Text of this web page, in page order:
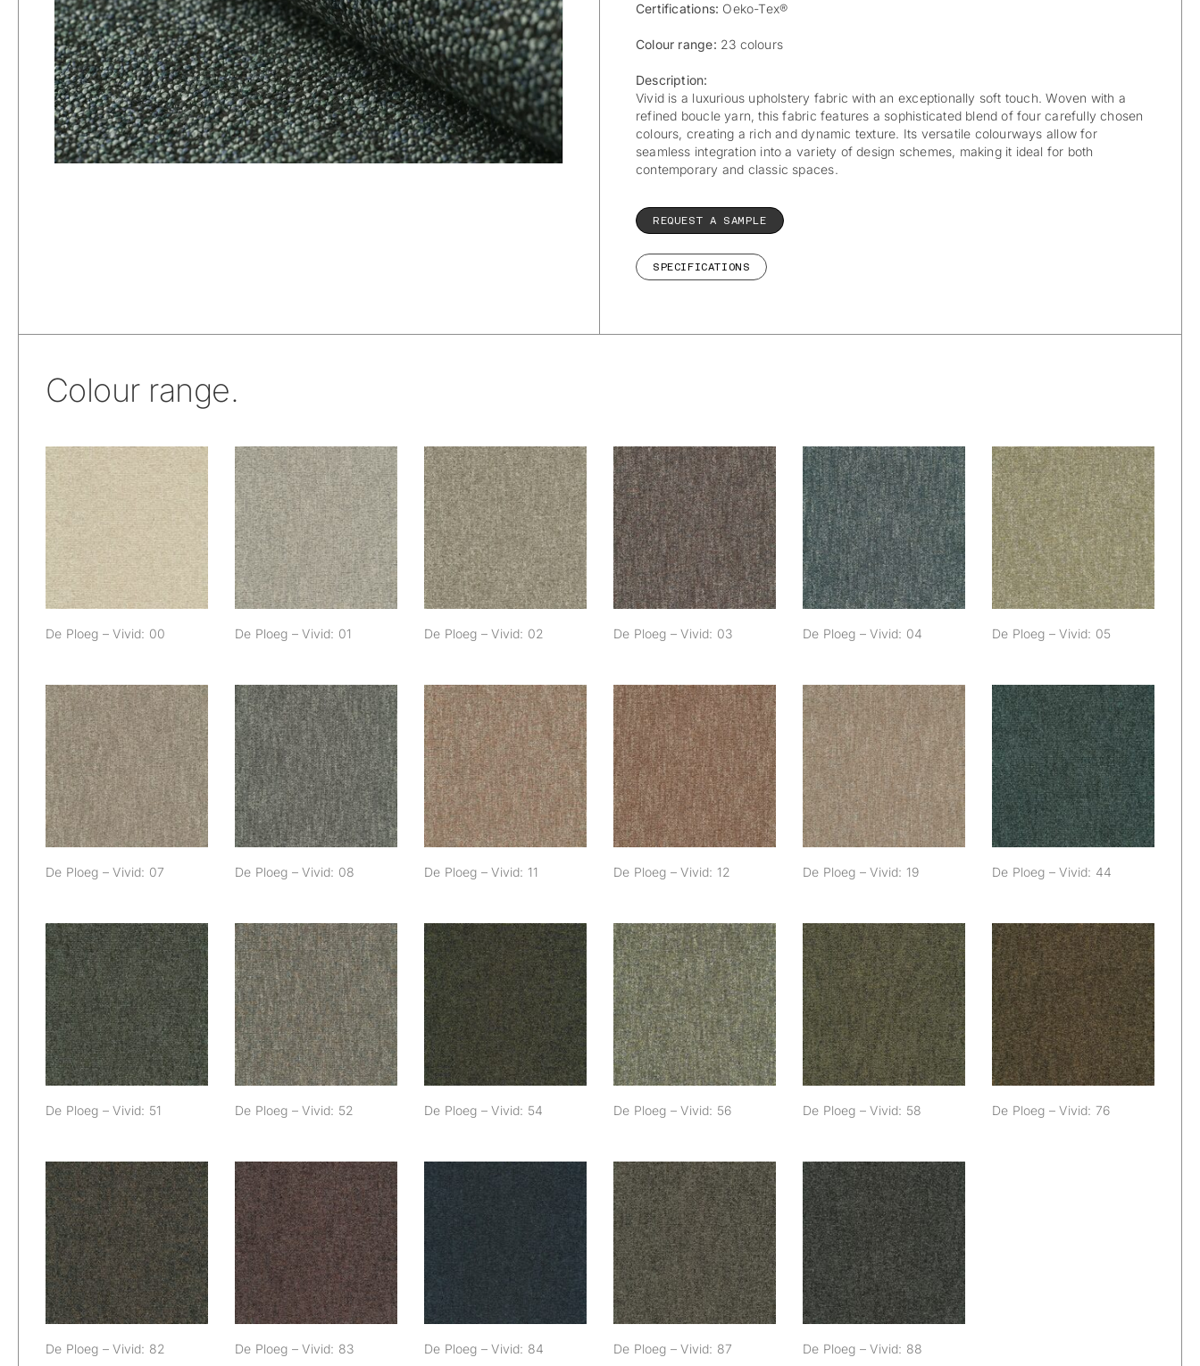
Certifications: Oeko-Tex®
Colour range: 23 colours
Description:
Vivid is a luxurious upholstery fabric with an exceptionally soft touch. Woven with a
refined boucle yarn, this fabric features a sophisticated blend of four carefully chosen
colours, creating a rich and dynamic texture. Its versatile colourways allow for
seamless integration into a variety of design schemes, making it ideal for both
contemporary and classic spaces.
REQUEST A SAMPLE
SPECIFICATIONS
Colour range.
De Ploeg – Vivid:
00
De Ploeg – Vivid: 00
De Ploeg – Vivid:
01
De Ploeg – Vivid: 01
De Ploeg – Vivid:
02
De Ploeg – Vivid: 02
De Ploeg – Vivid:
03
De Ploeg – Vivid: 03
De Ploeg – Vivid:
04
De Ploeg – Vivid: 04
De Ploeg – Vivid:
05
De Ploeg – Vivid: 05
De Ploeg – Vivid:
07
De Ploeg – Vivid: 07
De Ploeg – Vivid:
08
De Ploeg – Vivid: 08
De Ploeg – Vivid:
11
De Ploeg – Vivid: 11
De Ploeg – Vivid:
12
De Ploeg – Vivid: 12
De Ploeg – Vivid:
19
De Ploeg – Vivid: 19
De Ploeg – Vivid:
44
De Ploeg – Vivid: 44
De Ploeg – Vivid:
51
De Ploeg – Vivid: 51
De Ploeg – Vivid:
52
De Ploeg – Vivid: 52
De Ploeg – Vivid:
54
De Ploeg – Vivid: 54
De Ploeg – Vivid:
56
De Ploeg – Vivid: 56
De Ploeg – Vivid:
58
De Ploeg – Vivid: 58
De Ploeg – Vivid:
76
De Ploeg – Vivid: 76
De Ploeg – Vivid:
82
De Ploeg – Vivid: 82
De Ploeg – Vivid:
83
De Ploeg – Vivid: 83
De Ploeg – Vivid:
84
De Ploeg – Vivid: 84
De Ploeg – Vivid:
87
De Ploeg – Vivid: 87
De Ploeg – Vivid:
88
De Ploeg – Vivid: 88